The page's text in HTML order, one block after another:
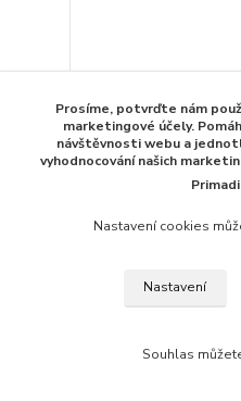
Morris Race 4T 5W-40,
motocyklové motory, 1l
247,11 Kčbez DPH
Prosíme, potvrďte nám
marketingové účely.
návštěvnosti webu a
vyhodnocování našich
Nastavení cookies
Nastavení
Souhlas